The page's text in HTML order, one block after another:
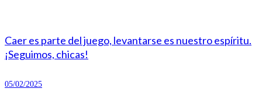
Caer es parte del juego, levantarse es nuestro espíritu.
¡Seguimos, chicas!
05/02/2025